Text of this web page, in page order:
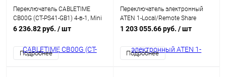
Переключатель CABLETIME
CB00G (CT-PS41-GB1) 4-в-1, Mini
DP / DP / HDMI / Type-C, 4K@60
космический серый
6 236.82 руб. / шт
Подробнее
Переключатель электронный
ATEN 1-Local/Remote Share
Access 16-Port Multi-Interface Cat
AX-G)
1 203 055.66 руб. / шт
Подробнее